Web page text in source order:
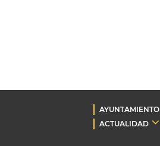
AYUNTAMIENTO
ACTUALIDAD